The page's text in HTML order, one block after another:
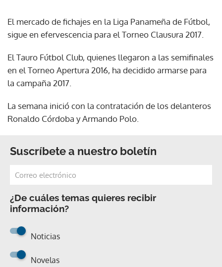
El mercado de fichajes en la Liga Panameña de Fútbol,
sigue en efervescencia para el Torneo Clausura 2017.
El Tauro Fútbol Club, quienes llegaron a las semifinales
en el Torneo Apertura 2016, ha decidido armarse para
la campaña 2017.
La semana inició con la contratación de los delanteros
Ronaldo Córdoba y Armando Polo.
Suscríbete a nuestro boletín
¿De cuáles temas quieres recibir
información?
Noticias
Novelas